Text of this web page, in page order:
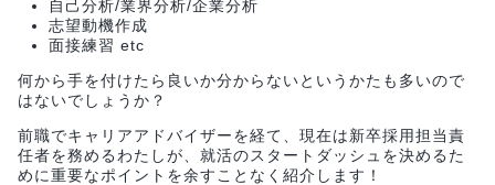
自己分析/業界分析/企業分析
志望動機作成
面接練習 etc
何から手を付けたら良いか分からないというかたも多いので
はないでしょうか？
前職でキャリアアドバイザーを経て、現在は新卒採用担当責
任者を務めるわたしが、就活のスタートダッシュを決めるた
めに重要なポイントを余すことなく紹介します！